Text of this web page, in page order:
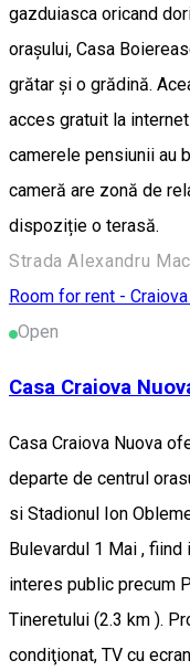
gazduiasca oricand
orașului, Casa
grătar și o grădină.
acces gratuit la
camerele pensiunii au
cameră are zonă de
dispoziție o terasă.
Room for rent - Craiova
Open
Casa Craiova
Casa Craiova Nuova
departe de centrul
si Stadionul Ion
Bulevardul 1 Mai ,
interes public precum
Tineretului (2.3 km ).
condiţionat, TV cu